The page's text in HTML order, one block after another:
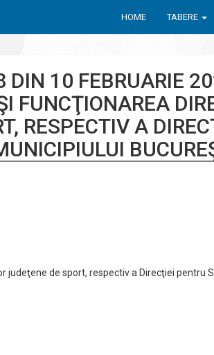
HOME TABERE
DIN 10 FEBRUARIE
FUNCŢIONAREA
RESPECTIV A
de sport, respectiv a Direcţiei pentru